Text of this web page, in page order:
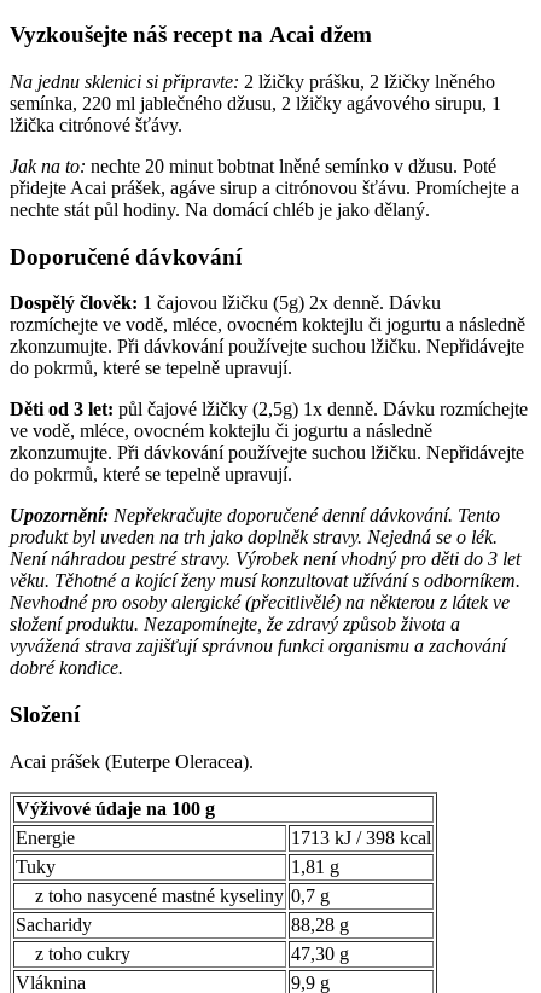
Vyzkoušejte náš recept na Acai džem
Na jednu sklenici si připravte: 2 lžičky prášku, 2 lžičky lněného
semínka, 220 ml jablečného džusu, 2 lžičky agávového sirupu, 1
lžička citrónové šťávy.
Jak na to: nechte 20 minut bobtnat lněné semínko v džusu. Poté
přidejte Acai prášek, agáve sirup a citrónovou šťávu. Promíchejte a
nechte stát půl hodiny. Na domácí chléb je jako dělaný.
Doporučené dávkování
Dospělý člověk: 1 čajovou lžičku (5g) 2x denně. Dávku
rozmíchejte ve vodě, mléce, ovocném koktejlu či jogurtu a následně
zkonzumujte. Při dávkování používejte suchou lžičku. Nepřidávejte
do pokrmů, které se tepelně upravují.
Děti od 3 let: půl čajové lžičky (2,5g) 1x denně. Dávku rozmíchejte
ve vodě, mléce, ovocném koktejlu či jogurtu a následně
zkonzumujte. Při dávkování používejte suchou lžičku. Nepřidávejte
do pokrmů, které se tepelně upravují.
Upozornění: Nepřekračujte doporučené denní dávkování. Tento
produkt byl uveden na trh jako doplněk stravy. Nejedná se o lék.
Není náhradou pestré stravy. Výrobek není vhodný pro děti do 3 let
věku. Těhotné a kojící ženy musí konzultovat užívání s odborníkem.
Nevhodné pro osoby alergické (přecitlivělé) na některou z látek ve
složení produktu. Nezapomínejte, že zdravý způsob života a
vyvážená strava zajišťují správnou funkci organismu a zachování
dobré kondice.
Složení
Acai prášek (Euterpe Oleracea).
Výživové údaje na 100 g
Energie
1713 kJ / 398 kcal
Tuky
1,81 g
z toho nasycené mastné kyseliny 0,7 g
Sacharidy
88,28 g
z toho cukry
47,30 g
Vláknina
9,9 g